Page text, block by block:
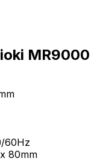
MR9000
60Hz
80mm